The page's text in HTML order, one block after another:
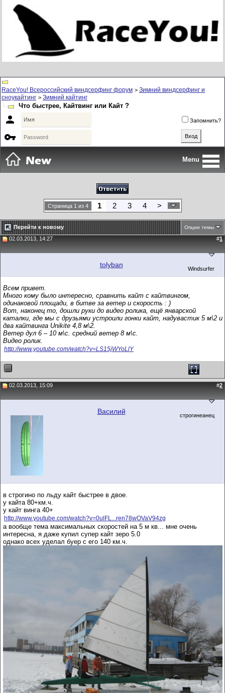
RaceYou! Всероссийский виндсерфинг форум > Зимний виндсерфинг и
сноукайтинг > Зимний кайтинг
Что быстрее, Кайтвинг или Кайт ?
 Запомнить?

Menu
Страница 1 из 4 1 2 3 4 >
Перейти к новому Опции темы
02.03.2013, 14:27 #1
tolyban Windsurfer
Всем привет.
Много кому было интересно, сравнить кайт с кайтвингом,
одинаковой площади, в битве за ветер и скорость : )
Вот, наконец то, дошли руки до видео ролика, ещё январской
каталки, где мы с друзьями устроили гонки кайт, надувастик 5 м\2 и
два кайтвинга Unikite 4,8 м\2.
Ветер дул 6 – 10 м\с. средний ветер 8 м\с.
Видео ролик.
http://www.youtube.com/watch?v=LS15jWYoLlY
02.03.2013, 15:09 #2
Василий строгинеанец
в строгино по льду кайт быстрее в двое.
у кайта 80+км.ч.
у кайт винга 40+
http://www.youtube.com/watch?v=0ulFL...ren78wOVaV94zg
а вообще тема максимальных скоростей на 5 м кв... мне очень
интересна, я даже купил супер кайт зеро 5.0
однако всех уделал буер с его 140 км.ч.